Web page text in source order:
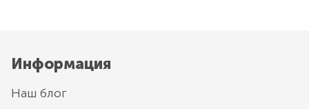
Информация
Наш блог